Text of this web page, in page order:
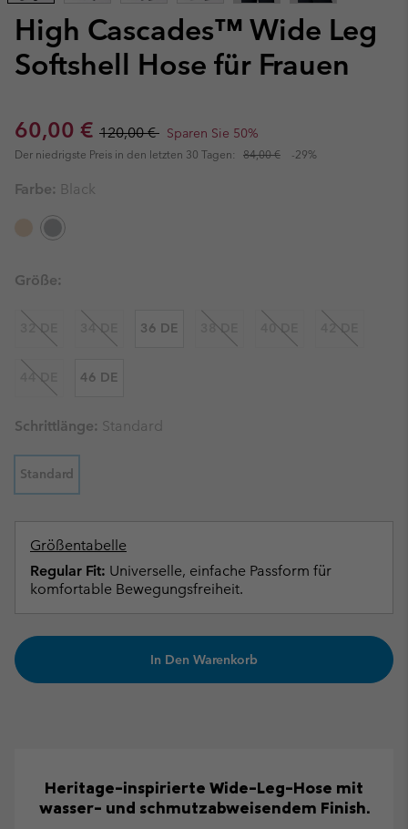
High Cascades™ Wide Leg
Softshell Hose für Frauen
Sale price:
60,00 € Regular price:
120,00 € Sparen Sie 50%
Der niedrigste Preis in den letzten 30 Tagen: 84,00 € -29%
Farbe: Black
Größe:
32 DE 34 DE 36 DE 38 DE 40 DE 42 DE
44 DE 46 DE
Schrittlänge: Standard
Standard
Größentabelle
Regular Fit: Universelle, einfache Passform für
komfortable Bewegungsfreiheit.
In Den Warenkorb
Heritage-inspirierte Wide-Leg-Hose mit
wasser- und schmutzabweisendem Finish.